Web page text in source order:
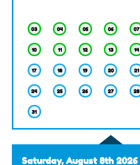
03 04 05 06 07
10 11 12 13 14
17 18 19 20 21
24 25 26 27 28
31
Saturday, August 8th 2026